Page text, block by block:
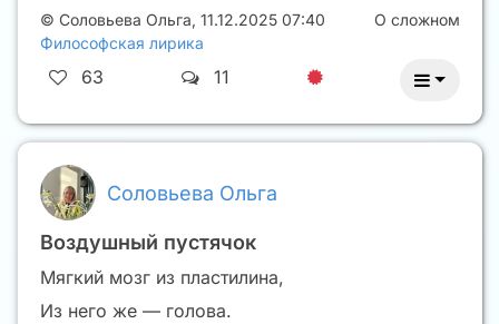
© Соловьева Ольга, 11.12.2025 07:40
Философская лирика
О сложном
63 11
Соловьева Ольга
Воздушный пустячок
Мягкий мозг из пластилина,
Из него же — голова.